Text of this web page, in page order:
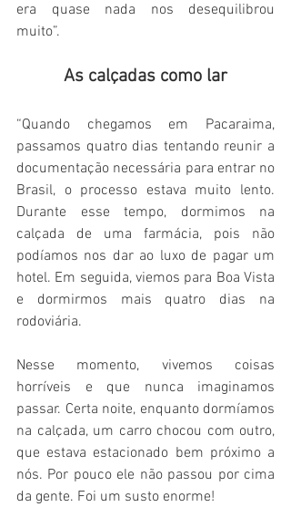
era quase nada nos desequilibrou
muito”.
As calçadas como lar
“Quando chegamos em Pacaraima,
passamos quatro dias tentando reunir a
documentação necessária para entrar no
Brasil, o processo estava muito lento.
Durante esse tempo, dormimos na
calçada de uma farmácia, pois não
podíamos nos dar ao luxo de pagar um
hotel. Em seguida, viemos para Boa Vista
e dormirmos mais quatro dias na
rodoviária.
Nesse momento, vivemos coisas
horríveis e que nunca imaginamos
passar. Certa noite, enquanto dormíamos
na calçada, um carro chocou com outro,
que estava estacionado bem próximo a
nós. Por pouco ele não passou por cima
da gente. Foi um susto enorme!